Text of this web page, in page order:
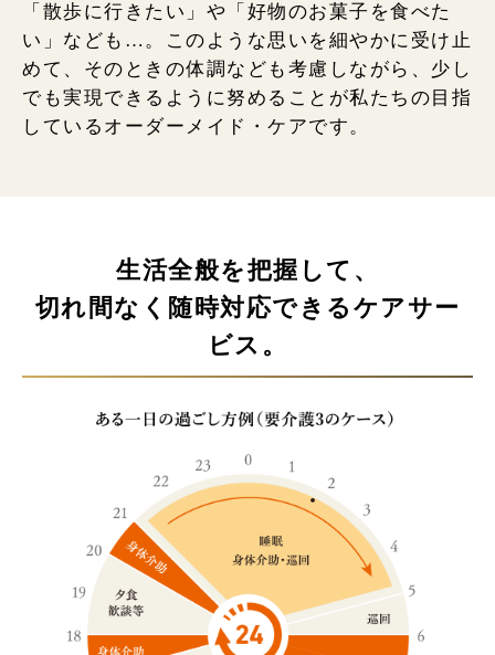
「散歩に行きたい」や「好物のお菓子を食べた
い」なども…。このような思いを細やかに受け止
めて、そのときの体調なども考慮しながら、少し
でも実現できるように努めることが私たちの目指
しているオーダーメイド・ケアです。
生活全般を把握して、
切れ間なく随時対応できるケアサー
ビス。